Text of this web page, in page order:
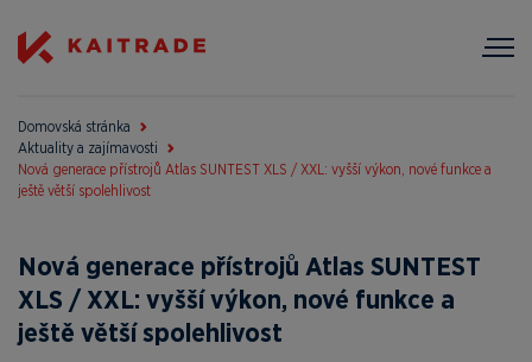
Domovská stránka
Aktuality a zajímavosti
Nová generace přístrojů Atlas SUNTEST XLS / XXL: vyšší výkon, nové funkce a
ještě větší spolehlivost
Nová generace přístrojů Atlas SUNTEST
XLS / XXL: vyšší výkon, nové funkce a
ještě větší spolehlivost